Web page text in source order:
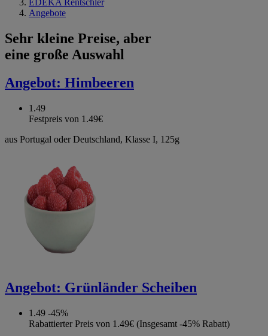
EDEKA Rentschler
Angebote
Sehr kleine Preise, aber
eine große Auswahl
Angebot: Himbeeren
1.49
Festpreis von 1.49€
aus Portugal oder Deutschland, Klasse I, 125g
Angebot: Grünländer Scheiben
1.49 -45%
Rabattierter Preis von 1.49€ (Insgesamt -45% Rabatt)